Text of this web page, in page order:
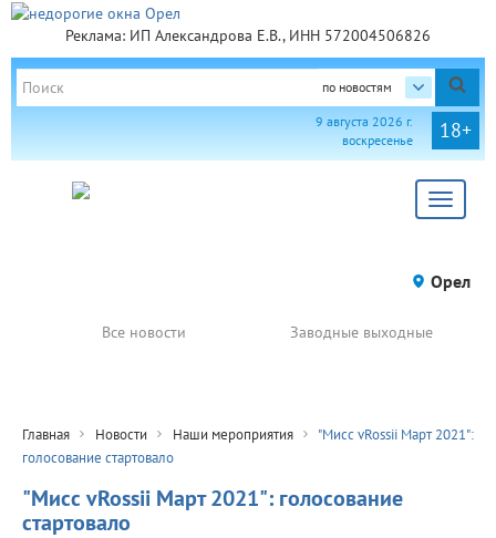
Реклама: ИП Александрова Е.В., ИНН 572004506826
по новостям
18+
9 августа 2026 г.
воскресенье
Toggle
Орел
Все новости Заводные выходные
Главная Новости Наши мероприятия
"Мисс vRossii Март 2021":
голосование стартовало
"Мисс vRossii Март 2021": голосование
стартовало